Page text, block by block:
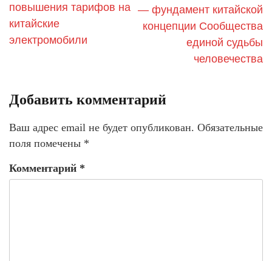
повышения тарифов на
китайские
электромобили
— фундамент китайской
концепции Сообщества
единой судьбы
человечества
Добавить комментарий
Ваш адрес email не будет опубликован. Обязательные
поля помечены *
Комментарий *